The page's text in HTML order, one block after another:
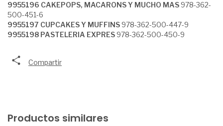
9955196 CAKEPOPS, MACARONS Y MUCHO MAS 978-362-
500-451-6
9955197 CUPCAKES Y MUFFINS 978-362-500-447-9
9955198 PASTELERIA EXPRES 978-362-500-450-9
Compartir
Productos similares